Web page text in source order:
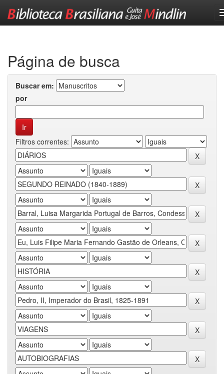
Página de busca
Buscar em:
por
Filtros correntes: